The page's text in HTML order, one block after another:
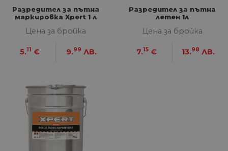
Разредител за пътна
маркировка Xpert 1 л
Цена за бройка
5.11 € 9.99 ЛВ.
Разредител за пътна
летен 1л
Цена за бройка
7.15 € 13.98 ЛВ.